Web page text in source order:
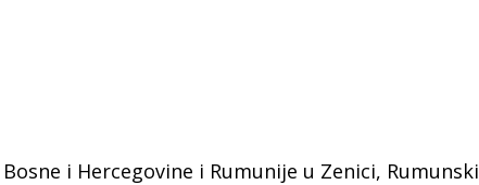
i Hercegovine i Rumunije u Zenici, Rumunski